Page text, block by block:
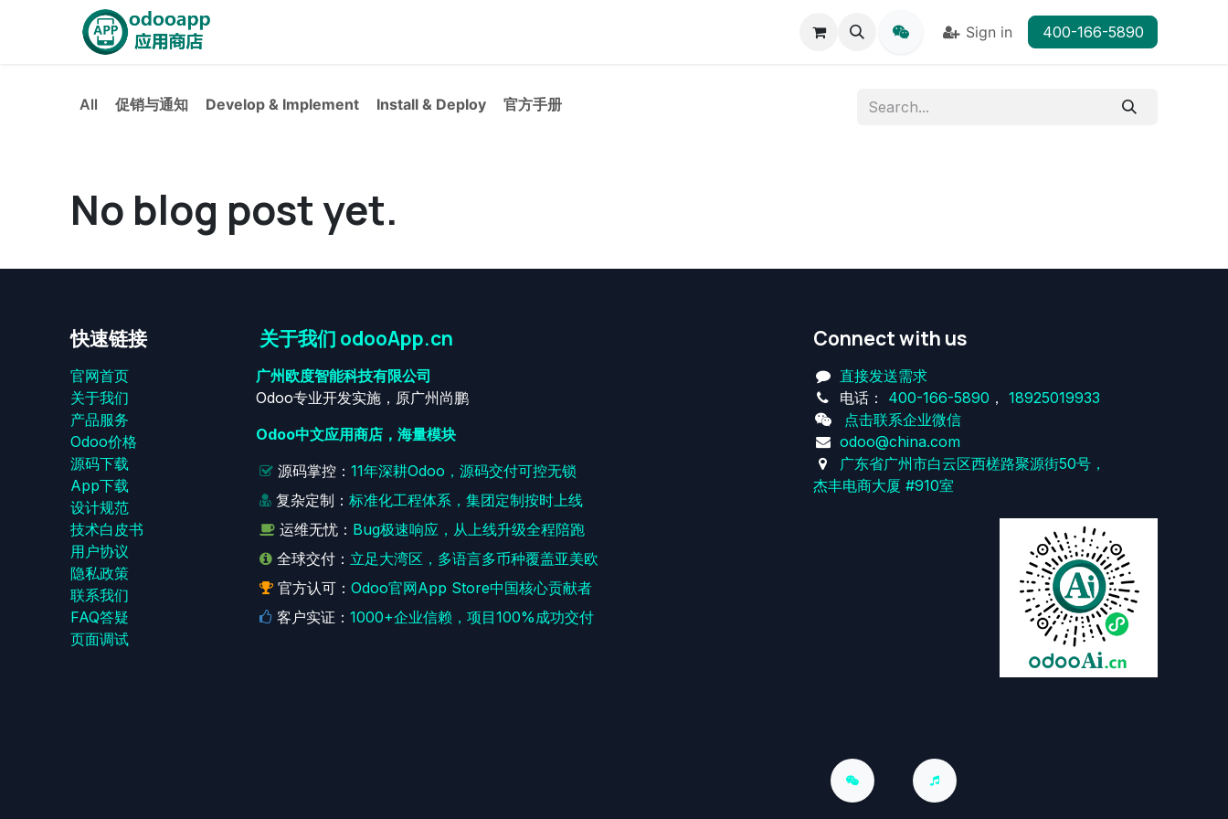
Skip to Content
Sign in 400-166-5890
All 促销与通知 Develop & Implement Install & Deploy 官方手册
No blog post yet.
快速链接
官网首页
关于我们
产品服务
Odoo价格
源码下载
App下载
设计规范
技术白皮书
用户协议
‎隐私政策‎
联系我们
FAQ答疑
页面调试
关于我们 odooApp.cn
广州欧度智能科技有限公司
Odoo专业开发实施，原广州尚鹏
Odoo中文应用商店，海量模块
源码掌控：11年深耕Odoo，源码交付可控无锁
复杂定制：标准化工程体系，集团定制按时上线
运维无忧： Bug极速响应，从上线升级全程陪跑
全球交付： 立足大湾区，多语言多币种覆盖亚美欧
官方认可：Odoo官网App Store中国核心贡献者
客户实证：1000+企业信赖，项目100%成功交付
Connect with us
直接发送需求
电话： 400-166-5890 ， 18925019933
点击联系企业微信
odoo@china.com
广东省广州市白云区西槎路聚源街50号，
杰丰电商大厦 #910室